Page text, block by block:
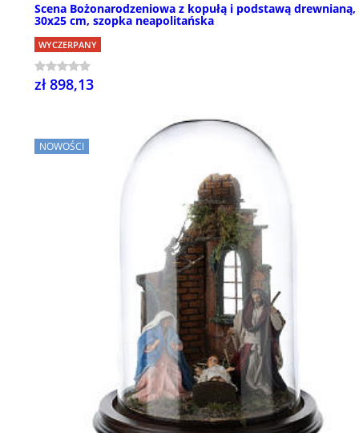
Scena Bożonarodzeniowa z kopułą i podstawą drewnianą,
30x25 cm, szopka neapolitańska
WYCZERPANY
zł 898,13
NOWOŚCI